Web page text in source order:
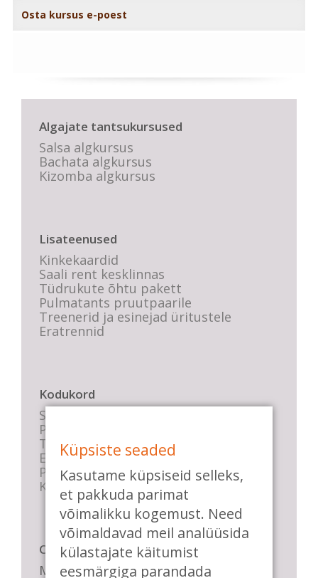
Osta kursus e-poest
Algajate tantsukursused
Salsa algkursus
Bachata algkursus
Kizomba algkursus
Lisateenused
Kinkekaardid
Saali rent kesklinnas
Tüdrukute õhtu pakett
Pulmatants pruutpaarile
Treenerid ja esinejad üritustele
Eratrennid
Kodukord
Stuudio sisekord
Privaatsustingimused
Tasemete kirjeldused
E-poe tingimused
Parkimise info
KKK
Casa de Baile
Me pühendume lõbusale olemisele,
Küpsiste seaded
Kasutame küpsiseid selleks,
et pakkuda parimat
võimalikku kogemust. Need
võimaldavad meil analüüsida
külastajate käitumist
eesmärgiga parandada